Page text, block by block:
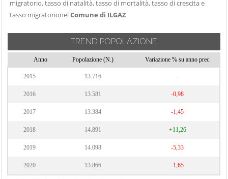
migratorio, tasso di natalità, tasso di mortalità, tasso di crescita e
tasso migratorionelComune di ILGAZ
TREND POPOLAZIONE
Anno Popolazione (N.) Variazione % su anno prec.
2015 13.716 -
2016 13.581 -0,98
2017 13.384 -1,45
2018 14.891 +11,26
2019 14.098 -5,33
2020 13.866 -1,65